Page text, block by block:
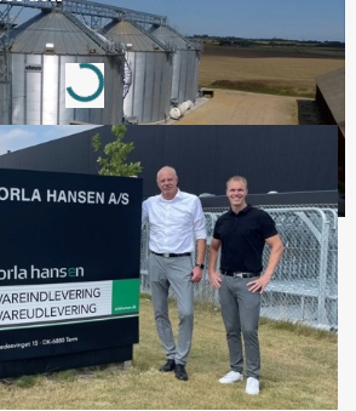
Annonce
Loading...